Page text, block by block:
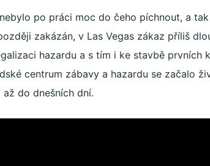
po práci moc do čeho píchnout, a
zakázán, v Las Vegas zákaz příliš
hazardu a s tím i ke stavbě prvních
centrum zábavy a hazardu se začalo
do dnešních dní.